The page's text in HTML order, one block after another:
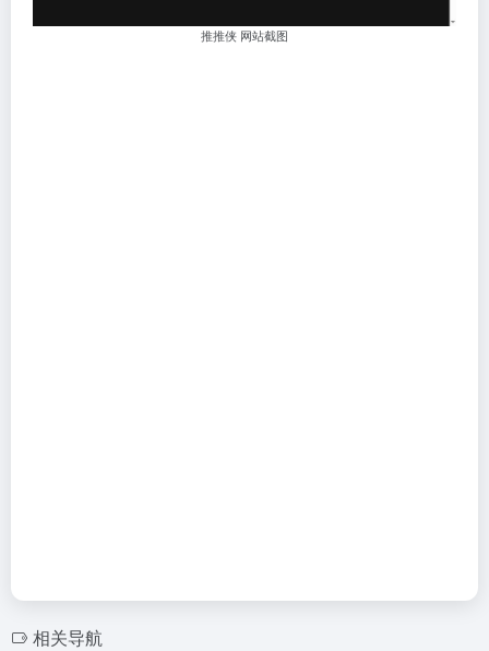
推推侠 网站截图
相关导航